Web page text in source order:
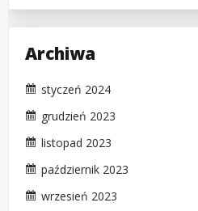
Archiwa
styczeń 2024
grudzień 2023
listopad 2023
październik 2023
wrzesień 2023